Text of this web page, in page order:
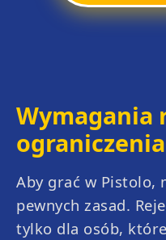
Wymagania
Aby grać w Pistolo,
pewnych zasad.
tylko dla osób,